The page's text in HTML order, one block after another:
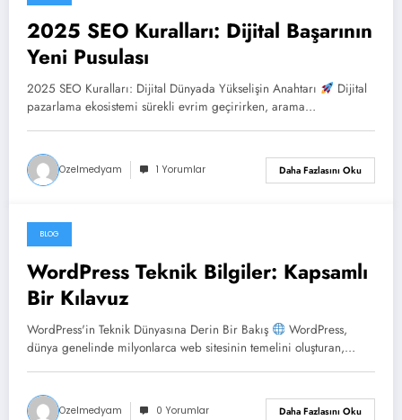
2025 SEO Kuralları: Dijital Başarının
Yeni Pusulası
2025 SEO Kuralları: Dijital Dünyada Yükselişin Anahtarı
Dijital
pazarlama ekosistemi sürekli evrim geçirirken, arama…
Ozelmedyam 1 Yorumlar Daha Fazlasını Oku
Aralık 7, 2025
BLOG
WordPress Teknik Bilgiler: Kapsamlı
Bir Kılavuz
WordPress'in Teknik Dünyasına Derin Bir Bakış
WordPress,
dünya genelinde milyonlarca web sitesinin temelini oluşturan,…
Ozelmedyam 0 Yorumlar Daha Fazlasını Oku